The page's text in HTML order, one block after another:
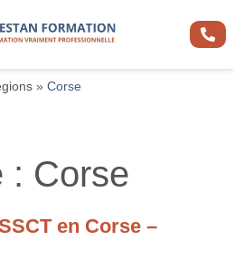
» Corse
: Corse
en Corse –